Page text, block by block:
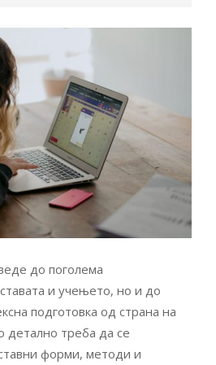
до поголема
и учењето, но и до
подготовка од страна на
детално треба да се
форми, методи и